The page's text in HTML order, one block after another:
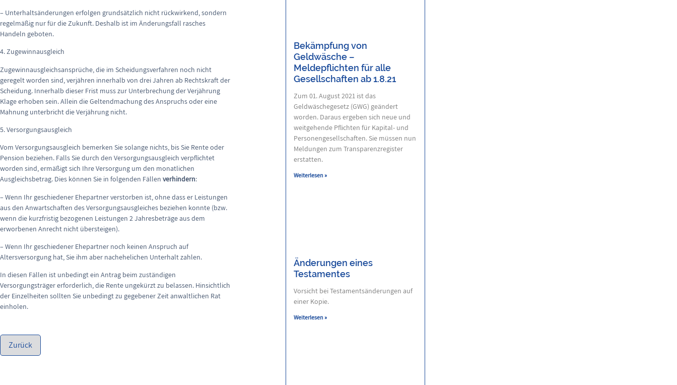
– Unterhaltsänderungen erfolgen grundsätzlich nicht rückwirkend, sondern
regelmäßig nur für die Zukunft. Deshalb ist im Änderungsfall rasches
Handeln geboten.
4. Zugewinnausgleich
Zugewinnausgleichsansprüche, die im Scheidungsverfahren noch nicht
geregelt worden sind, verjähren innerhalb von drei Jahren ab Rechtskraft der
Scheidung. Innerhalb dieser Frist muss zur Unterbrechung der Verjährung
Klage erhoben sein. Allein die Geltendmachung des Anspruchs oder eine
Mahnung unterbricht die Verjährung nicht.
5. Versorgungsausgleich
Vom Versorgungsausgleich bemerken Sie solange nichts, bis Sie Rente oder
Pension beziehen. Falls Sie durch den Versorgungsausgleich verpflichtet
worden sind, ermäßigt sich Ihre Versorgung um den monatlichen
Ausgleichsbetrag. Dies können Sie in folgenden Fällen verhindern:
– Wenn Ihr geschiedener Ehepartner verstorben ist, ohne dass er Leistungen
aus den Anwartschaften des Versorgungsausgleiches beziehen konnte (bzw.
wenn die kurzfristig bezogenen Leistungen 2 Jahresbeträge aus dem
erworbenen Anrecht nicht übersteigen).
– Wenn Ihr geschiedener Ehepartner noch keinen Anspruch auf
Altersversorgung hat, Sie ihm aber nachehelichen Unterhalt zahlen.
In diesen Fällen ist unbedingt ein Antrag beim zuständigen
Versorgungsträger erforderlich, die Rente ungekürzt zu belassen. Hinsichtlich
der Einzelheiten sollten Sie unbedingt zu gegebener Zeit anwaltlichen Rat
einholen.
Bekämpfung von
Geldwäsche –
Meldepflichten für alle
Gesellschaften ab 1.8.21
Zum 01. August 2021 ist das
Geldwäschegesetz (GWG) geändert
worden. Daraus ergeben sich neue und
weitgehende Pflichten für Kapital- und
Personengesellschaften. Sie müssen nun
Meldungen zum Transparenzregister
erstatten.
Weiterlesen »
Änderungen eines
Testamentes
Vorsicht bei Testamentsänderungen auf
einer Kopie.
Weiterlesen »